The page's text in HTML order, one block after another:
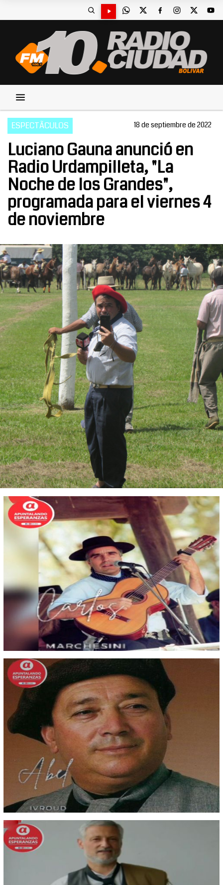
ESPECTÃCULOS 18 de septiembre de 2022
Luciano Gauna anunció en
Radio Urdampilleta, "La
Noche de los Grandes",
programada para el viernes 4
de noviembre